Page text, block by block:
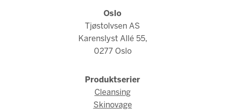
Oslo
Tjøstolvsen AS
Karenslyst Allé 55,
0277 Oslo
Produktserier
Cleansing
Skinovage